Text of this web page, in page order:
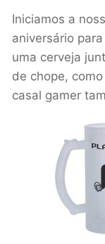
Iniciamos a
aniversário
uma cerveja
de chope,
casal gamer